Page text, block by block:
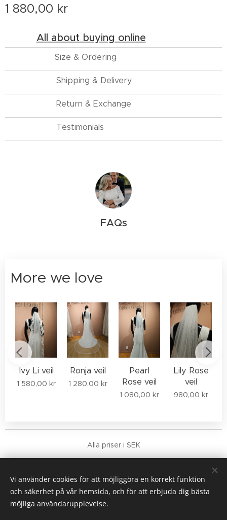
1 880,00 kr
All about buying online
Size & Ordering
Shipping & Delivery
Return & Exchange
Testimonials
FAQs
More we love
Ivy Li veil
1 580,00 kr
Ronja veil
1 280,00 kr
Pearl
Rose veil
1 080,00 kr
Lily Rose
veil
980,00 kr
Alla priser i SEK
Terms & general conditions
Cookies
Vi använder cookies för att möjliggöra en korrekt funktion
och säkerhet på vår hemsida, och för att erbjuda dig bästa
möjliga användarupplevelse.